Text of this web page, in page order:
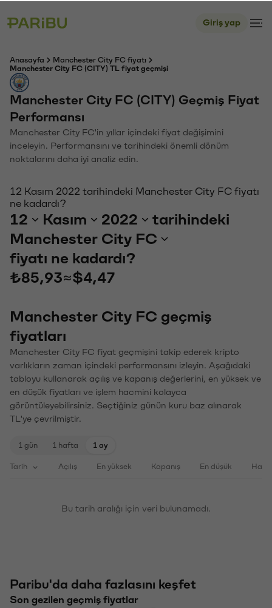
Giriş yap
Anasayfa
Manchester City FC fiyatı
Manchester City FC (CITY) TL fiyat geçmişi
Manchester City FC (CITY) Geçmiş Fiyat
Performansı
Manchester City FC'in yıllar içindeki fiyat değişimini
inceleyin. Performansını ve tarihindeki önemli dönüm
noktalarını daha iyi analiz edin.
12 Kasım 2022 tarihindeki Manchester City FC fiyatı
ne kadardı?
12 Kasım 2022
tarihindeki
Manchester City FC
fiyatı ne kadardı?
₺85,93≈$4,47
Manchester City FC geçmiş
fiyatları
Manchester City FC fiyat geçmişini takip ederek kripto
varlıkların zaman içindeki performansını izleyin. Aşağıdaki
tabloyu kullanarak açılış ve kapanış değerlerini, en yüksek ve
en düşük fiyatları ve işlem hacmini kolayca
görüntüleyebilirsiniz. Seçtiğiniz günün kuru baz alınarak
TL'ye çevrilmiştir.
1 gün 1 hafta 1 ay
Tarih Açılış En yüksek Kapanış En düşük
Bu tarih aralığı için veri bulunamadı.
Paribu'da daha fazlasını keşfet
Son gezilen geçmiş fiyatlar